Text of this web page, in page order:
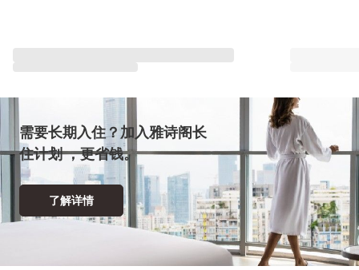
需要长期入住？加入雅诗阁长
住计划 ，更省钱。
了解详情